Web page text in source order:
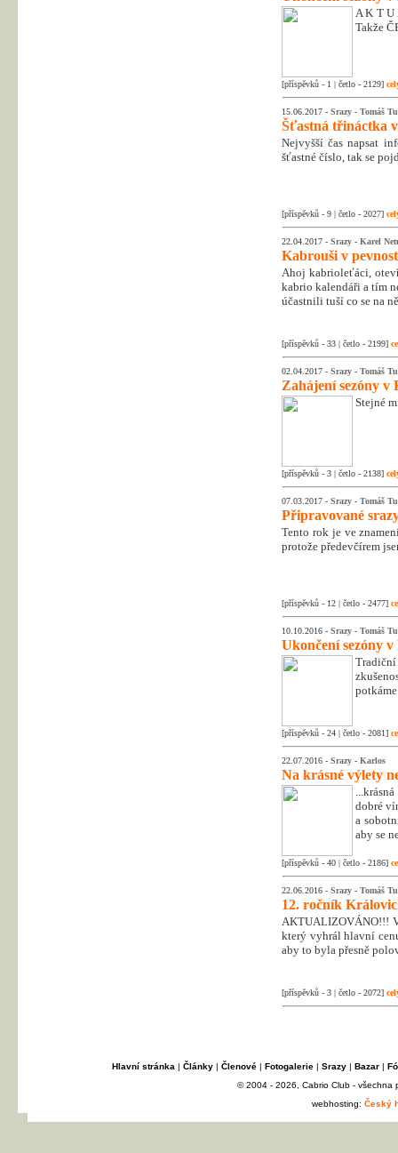
A K T U
Takže
[příspěvků - 1 | četlo - 2129]
15.06.2017 - Srazy - Tomáš
Šťastná třináctka
Nejvyšší čas napsat
šťastné číslo, tak se
[příspěvků - 9 | četlo - 2027]
22.04.2017 - Srazy - Karel
Kabrouši v
Ahoj kabrioleťáci,
kabrio kalendáři a tím
účastnili tuší co se na
[příspěvků - 33 | četlo - 2199]
02.04.2017 - Srazy - Tomáš
Zahájení sezóny v
Stejné
[příspěvků - 3 | četlo - 2138]
07.03.2017 - Srazy - Tomáš
Připravované
Tento rok je ve
protože předevčírem
[příspěvků - 12 | četlo - 2477]
10.10.2016 - Srazy - Tomáš
Ukončení sezóny v
[příspěvků - 24 | četlo - 2081]
22.07.2016 - Srazy - Karlos
Na krásné výlety
dobré
a
aby se
[příspěvků - 40 | četlo - 2186]
22.06.2016 - Srazy - Tomáš
12. ročník
AKTUALIZOVÁNO!!!
který vyhrál hlavní
aby to byla přesně
[příspěvků - 3 | četlo - 2072]
Hlavní stránka | Články| Členové| Fotogalerie| Srazy| Bazar|
© 2004 - 2026, Cabrio Club - všechna
webhosting: Český